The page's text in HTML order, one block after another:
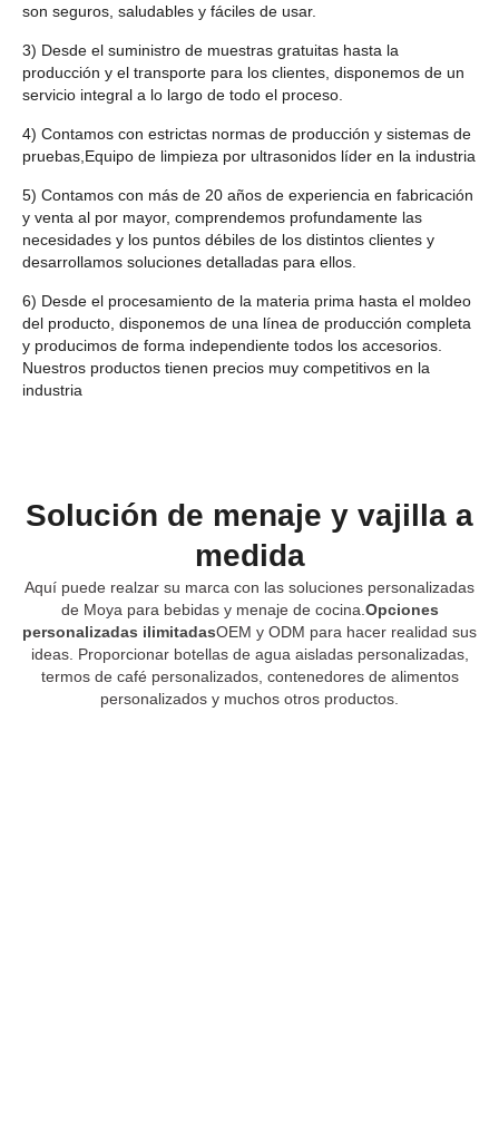
son seguros, saludables y fáciles de usar.
3) Desde el suministro de muestras gratuitas hasta la
producción y el transporte para los clientes, disponemos de un
servicio integral a lo largo de todo el proceso.
4) Contamos con estrictas normas de producción y sistemas de
pruebas,Equipo de limpieza por ultrasonidos líder en la industria
5) Contamos con más de 20 años de experiencia en fabricación
y venta al por mayor, comprendemos profundamente las
necesidades y los puntos débiles de los distintos clientes y
desarrollamos soluciones detalladas para ellos.
6) Desde el procesamiento de la materia prima hasta el moldeo
del producto, disponemos de una línea de producción completa
y producimos de forma independiente todos los accesorios.
Nuestros productos tienen precios muy competitivos en la
industria
Solución de menaje y vajilla a
medida
Aquí puede realzar su marca con las soluciones personalizadas
de Moya para bebidas y menaje de cocina.Opciones
personalizadas ilimitadasOEM y ODM para hacer realidad sus
ideas. Proporcionar botellas de agua aisladas personalizadas,
termos de café personalizados, contenedores de alimentos
personalizados y muchos otros productos.